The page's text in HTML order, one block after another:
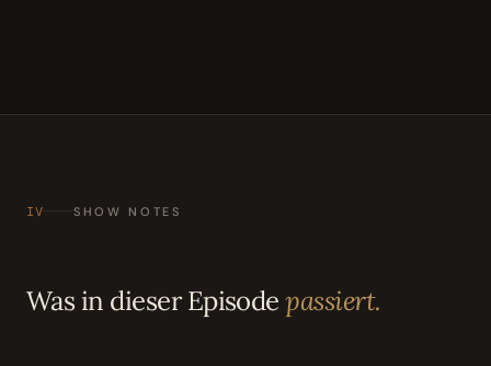
IV SHOW NOTES
Was in dieser Episodepassiert.